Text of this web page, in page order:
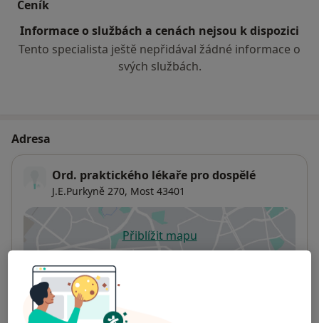
Ceník
Informace o službách a cenách nejsou k dispozici
Tento specialista ještě nepřidával žádné informace o
svých službách.
Adresa
Ord. praktického lékaře pro dospělé
J.E.Purkyně 270, Most 43401
Přiblížit mapuse otevře v nové záložce
Dostupnost
Na této adrese online kalendář není aktivní
Co mám v takové situaci udělat?